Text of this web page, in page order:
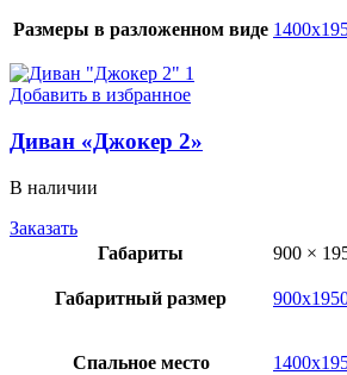
Размеры в разложенном виде
Добавить в избранное
Диван «Джокер 2»
В наличии
Заказать
Габариты
900 ×
Габаритный размер
Спальное место